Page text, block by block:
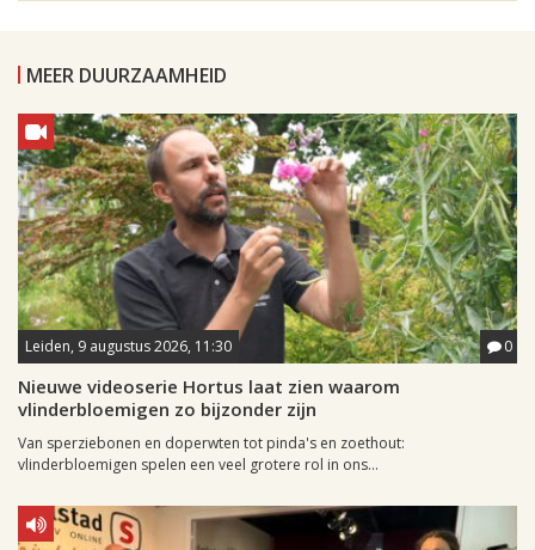
MEER DUURZAAMHEID
Leiden, 9 augustus 2026, 11:30 0
Nieuwe videoserie Hortus laat zien waarom
vlinderbloemigen zo bijzonder zijn
Van sperziebonen en doperwten tot pinda's en zoethout:
vlinderbloemigen spelen een veel grotere rol in ons...